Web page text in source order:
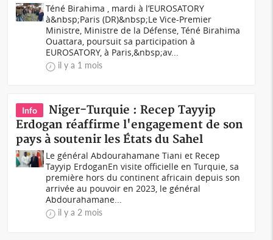
Téné Birahima , mardi à l’EUROSATORY
à&nbsp;Paris (DR)&nbsp;Le Vice-Premier
Ministre, Ministre de la Défense, Téné Birahima
Ouattara, poursuit sa participation à
EUROSATORY, à Paris,&nbsp;av...
il y a 1 mois
Info
Niger-Turquie : Recep Tayyip
Erdogan réaffirme l'engagement de son
pays à soutenir les États du Sahel
Le général Abdourahamane Tiani et Recep
Tayyip ErdoganEn visite officielle en Turquie, sa
première hors du continent africain depuis son
arrivée au pouvoir en 2023, le général
Abdourahamane...
il y a 2 mois